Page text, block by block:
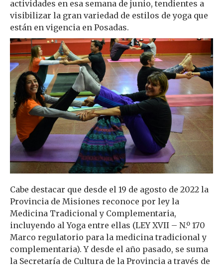
actividades en esa semana de junio, tendientes a
visibilizar la gran variedad de estilos de yoga que
están en vigencia en Posadas.
Cabe destacar que desde el 19 de agosto de 2022 la
Provincia de Misiones reconoce por ley la
Medicina Tradicional y Complementaria,
incluyendo al Yoga entre ellas (LEY XVII – N.º 170
Marco regulatorio para la medicina tradicional y
complementaria). Y desde el año pasado, se suma
la Secretaría de Cultura de la Provincia a través de